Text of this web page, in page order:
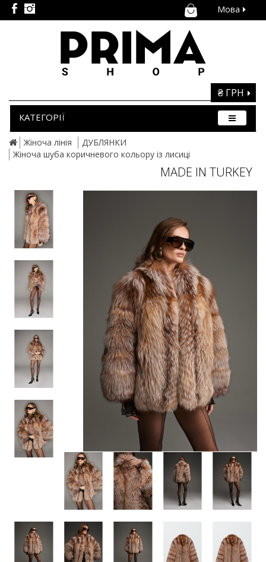
Мова
КАТЕГОРІЇ
₴ ГРН
Жіноча лінія
ДУБЛЯНКИ
Жіноча шуба коричневого кольору із лисиці
MADE IN TURKEY